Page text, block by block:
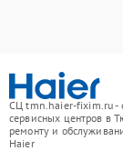
СЦ tmn.haier-fixim.ru -
сервисных центров в
ремонту и
Haier